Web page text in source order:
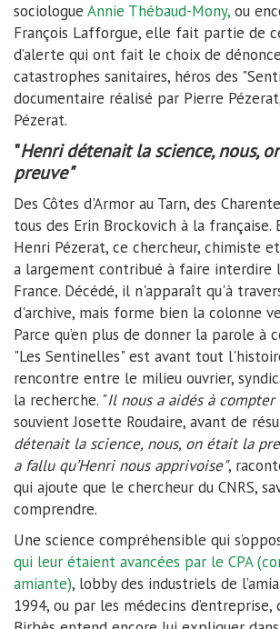
sociologue Annie Thébaud-Mony, ou
François Lafforgue, elle fait partie de
d’alerte qui ont fait le choix de
catastrophes sanitaires, héros des
documentaire réalisé par Pierre
Pézerat.
"Henri détenait la science, nous,
preuve"
Des Côtes d'Armor au Tarn, des
tous des Erin Brockovich à la
Henri Pézerat, ce chercheur, chimiste
a largement contribué à faire interdire
France. Décédé, il n'apparaît qu'à
d'archive, mais forme bien la colonne
Parce qu’en plus de donner la parole à
"Les Sentinelles" est avant tout
rencontre entre le milieu ouvrier,
la recherche. "Il nous a aidés à
souvient Josette Roudaire, avant de
détenait la science, nous, on était la
a fallu qu’Henri nous apprivoise",
qui ajoute que le chercheur du CNRS,
comprendre.
Une science compréhensible qui
qui leur étaient avancées par le CPA
amiante), lobby des industriels de
1994, ou par les médecins d’entreprise,